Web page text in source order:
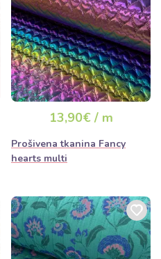
13,90€ / m
Prošivena tkanina Fancy
hearts multi